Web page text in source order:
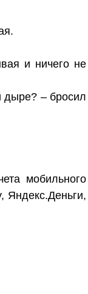
и ничего не
дыре? – бросил
мобильного
Яндекс.Деньги,